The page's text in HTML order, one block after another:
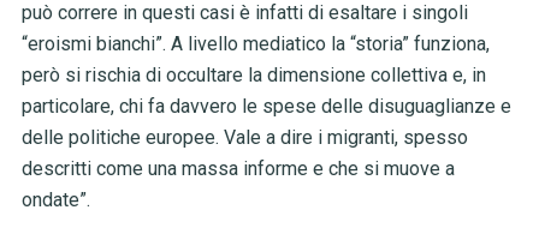
può correre in questi casi è infatti di esaltare i singoli
“eroismi bianchi”. A livello mediatico la “storia” funziona,
però si rischia di occultare la dimensione collettiva e, in
particolare, chi fa davvero le spese delle disuguaglianze e
delle politiche europee. Vale a dire i migranti, spesso
descritti come una massa informe e che si muove a
ondate”.